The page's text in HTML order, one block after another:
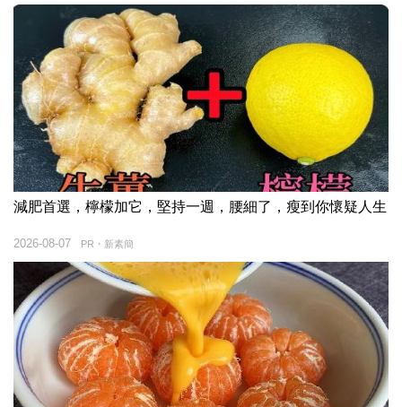
減肥首選，檸檬加它，堅持一週，腰細了，瘦到你懷疑人生
PR・新素簡
2026-08-07